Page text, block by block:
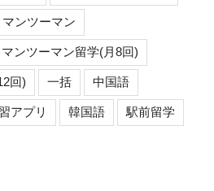
マンツーマン
マンツーマン留学(月8回)
回) 一括 中国語
アプリ 韓国語 駅前留学